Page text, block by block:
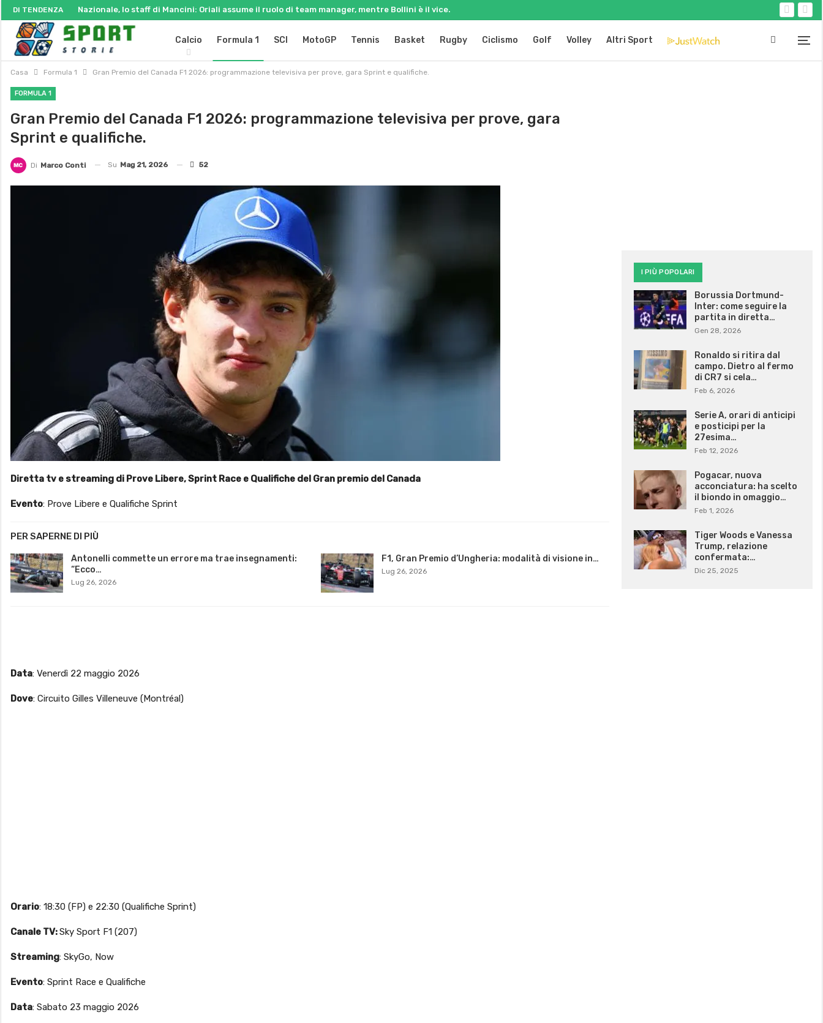
DI TENDENZA Nazionale, lo staff di Mancini: Oriali assume il ruolo di team manager, mentre Bollini è il vice.
Calcio Formula 1 SCI MotoGP Tennis Basket Rugby Ciclismo Golf Volley Altri Sport
Casa Formula 1 Gran Premio del Canada F1 2026: programmazione televisiva per prove, gara Sprint e qualifiche.
FORMULA 1
Gran Premio del Canada F1 2026: programmazione televisiva per prove, gara
Sprint e qualifiche.
Di Marco Conti Su Mag 21, 2026 52
Diretta tv e streaming di Prove Libere, Sprint Race e Qualifiche del Gran premio del Canada
Evento: Prove Libere e Qualifiche Sprint
PER SAPERNE DI PIÙ
Antonelli commette un errore ma trae insegnamenti:
“Ecco…
Lug 26, 2026
F1, Gran Premio d’Ungheria: modalità di visione in…
Lug 26, 2026
Data: Venerdì 22 maggio 2026
Dove: Circuito Gilles Villeneuve (Montréal)
Orario: 18:30 (FP) e 22:30 (Qualifiche Sprint)
Canale TV:Sky Sport F1 (207)
Streaming: SkyGo, Now
Evento: Sprint Race e Qualifiche
Data: Sabato 23 maggio 2026
I PIÙ POPOLARI
Borussia Dortmund-
Inter: come seguire la
partita in diretta…
Gen 28, 2026
Ronaldo si ritira dal
campo. Dietro al fermo
di CR7 si cela…
Feb 6, 2026
Serie A, orari di anticipi
e posticipi per la
27esima…
Feb 12, 2026
Pogacar, nuova
acconciatura: ha scelto
il biondo in omaggio…
Feb 1, 2026
Tiger Woods e Vanessa
Trump, relazione
confermata:…
Dic 25, 2025